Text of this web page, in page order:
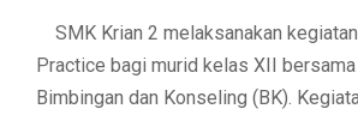
SMK Krian 2 melaksanakan
Practice bagi murid kelas XII
Bimbingan dan Konseling (BK).